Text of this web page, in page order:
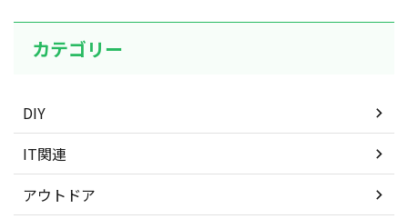
カテゴリー
DIY
IT関連
アウトドア